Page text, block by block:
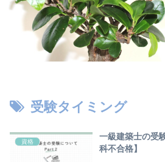
受験タイミング
資格
一級建築士の受
科不合格】